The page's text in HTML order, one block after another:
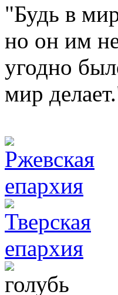
"Будь в
но он им
угодно
мир